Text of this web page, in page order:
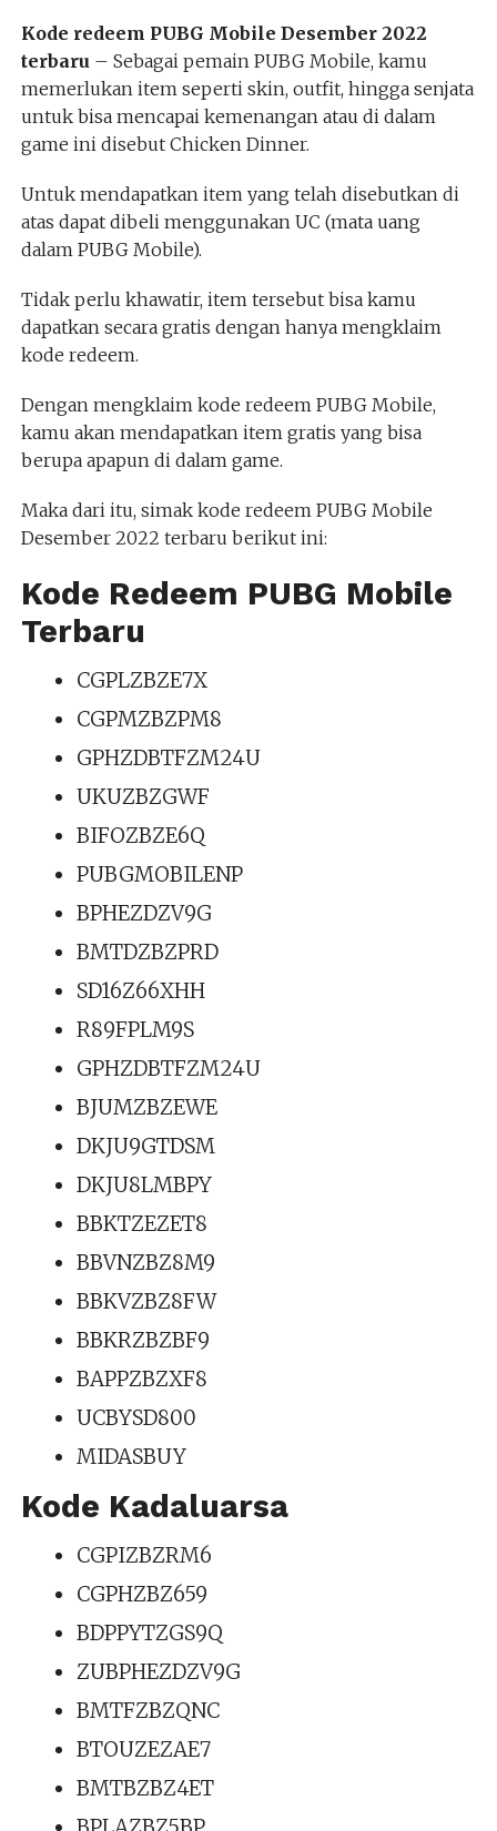
Kode redeem PUBG Mobile Desember 2022
terbaru– Sebagai pemain PUBG Mobile, kamu
memerlukan item seperti skin, outfit, hingga senjata
untuk bisa mencapai kemenangan atau di dalam
game ini disebut Chicken Dinner.
Untuk mendapatkan item yang telah disebutkan di
atas dapat dibeli menggunakan UC (mata uang
dalam PUBG Mobile).
Tidak perlu khawatir, item tersebut bisa kamu
dapatkan secara gratis dengan hanya mengklaim
kode redeem.
Dengan mengklaim kode redeem PUBG Mobile,
kamu akan mendapatkan item gratis yang bisa
berupa apapun di dalam game.
Maka dari itu, simak kode redeem PUBG Mobile
Desember 2022 terbaru berikut ini:
Kode Redeem PUBG Mobile
Terbaru
CGPLZBZE7X
CGPMZBZPM8
GPHZDBTFZM24U
UKUZBZGWF
BIFOZBZE6Q
PUBGMOBILENP
BPHEZDZV9G
BMTDZBZPRD
SD16Z66XHH
R89FPLM9S
GPHZDBTFZM24U
BJUMZBZEWE
DKJU9GTDSM
DKJU8LMBPY
BBKTZEZET8
BBVNZBZ8M9
BBKVZBZ8FW
BBKRZBZBF9
BAPPZBZXF8
UCBYSD800
MIDASBUY
Kode Kadaluarsa
CGPIZBZRM6
CGPHZBZ659
BDPPYTZGS9Q
ZUBPHEZDZV9G
BMTFZBZQNC
BTOUZEZAE7
BMTBZBZ4ET